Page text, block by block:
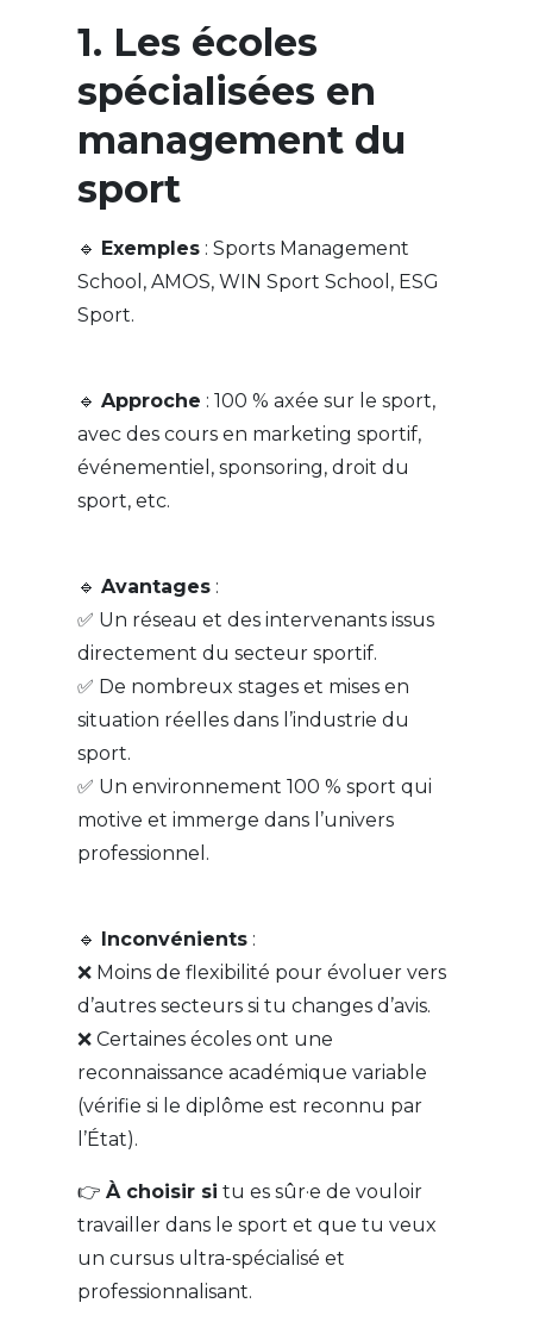
1. Les écoles
spécialisées en
management du
sport
🔹 Exemples: Sports Management
School, AMOS, WIN Sport School, ESG
Sport.
🔹 Approche : 100 % axée sur le sport,
avec des cours en marketing sportif,
événementiel, sponsoring, droit du
sport, etc.
🔹 Avantages:
✅ Un réseau et des intervenants issus
directement du secteur sportif.
✅ De nombreux stages et mises en
situation réelles dans l’industrie du
sport.
✅ Un environnement 100 % sport qui
motive et immerge dans l’univers
professionnel.
🔹 Inconvénients:
❌ Moins de flexibilité pour évoluer vers
d’autres secteurs si tu changes d’avis.
❌ Certaines écoles ont une
reconnaissance académique variable
(vérifie si le diplôme est reconnu par
l’État).
👉 À choisir si tu es sûr·e de vouloir
travailler dans le sport et que tu veux
un cursus ultra-spécialisé et
professionnalisant.